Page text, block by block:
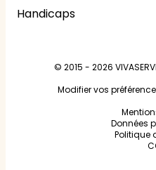
Handicaps
© 2015 - 2026
Modifier vos
Données
Politique